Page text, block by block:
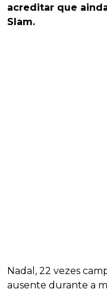
acreditar que
Slam.
Nadal, 22 vezes
ausente durante a